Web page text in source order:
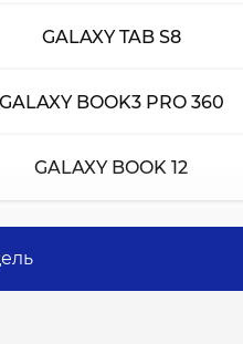
GALAXY TAB S8
GALAXY BOOK3 PRO 360
GALAXY BOOK 12